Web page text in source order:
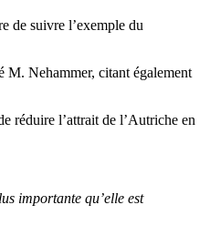
de suivre l’exemple du
M. Nehammer, citant également
réduire l’attrait de l’Autriche en
importante qu’elle est